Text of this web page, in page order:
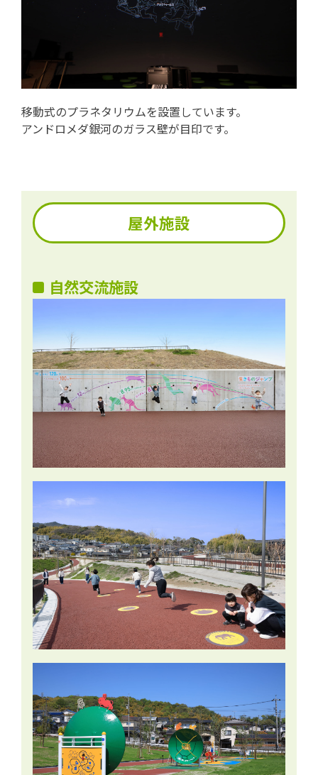
移動式のプラネタリウムを設置しています。
アンドロメダ銀河のガラス壁が目印です。
屋外施設
自然交流施設